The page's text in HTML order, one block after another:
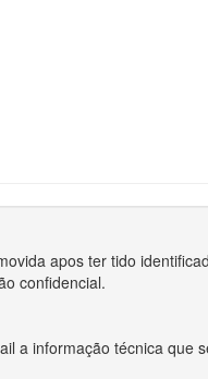
apos ter tido
confidencial.
a informação técnica que